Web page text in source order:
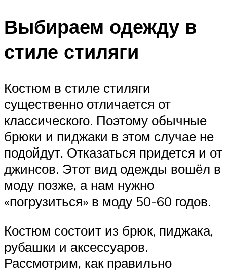
Выбираем одежду в
стиле стиляги
Костюм в стиле стиляги
существенно отличается от
классического. Поэтому обычные
брюки и пиджаки в этом случае не
подойдут. Отказаться придется и от
джинсов. Этот вид одежды вошёл в
моду позже, а нам нужно
«погрузиться» в моду 50-60 годов.
Костюм состоит из брюк, пиджака,
рубашки и аксессуаров.
Рассмотрим, как правильно